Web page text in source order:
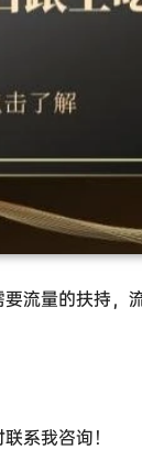
流量的扶持
系我咨询！